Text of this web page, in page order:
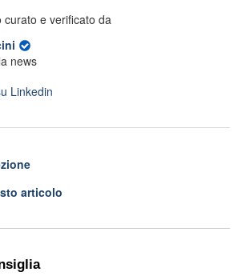
e verificato da
news
Linkedin
articolo